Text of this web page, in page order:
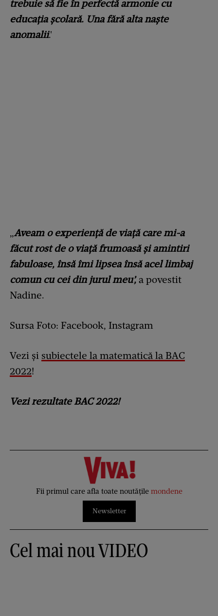
trebuie să fie în perfectă armonie cu
educația școlară. Una fără alta naște
anomalii.'
„Aveam o experiență de viață care mi-a
făcut rost de o viață frumoasă și amintiri
fabuloase, însă îmi lipsea însă acel limbaj
comun cu cei din jurul meu’,a povestit
Nadine.
Sursa Foto: Facebook, Instagram
Vezi şi subiectele la matematică la BAC
2022!
Vezirezultate BAC 2022!
Fii primul care afla toate noutățile mondene
Newsletter
Cel mai nou VIDEO